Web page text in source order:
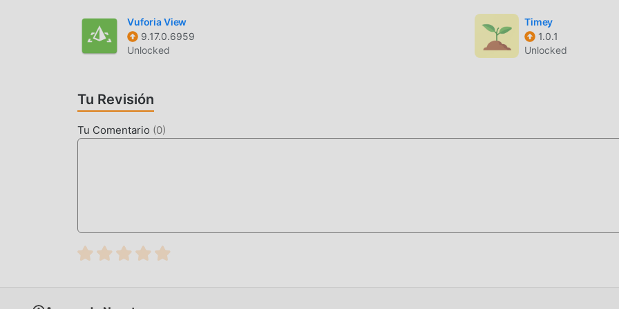
Organización de Tareas
— Simplifica tu vida usando el asistente IA para generar listas de compras
estructuradas o calendarios de comidas semanales.
— Traduce, edita y perfecciona textos en cientos de idiomas y dialectos regionales
Gestión de Portafolio
IA y generación de activos para redes sociales.
La aplicación se diferencia por su profunda integración de las capacidades de razonamiento de GPT-5 y
perspectivas complejas, convirtiéndose en una herramienta poderosa para quienes necesitan cerrar la brecha
Vuforia View
9.17.0.6959
Unlocked
Timey
1.0.1
Unlocked
Tu Revisión
Tu Comentario (0)